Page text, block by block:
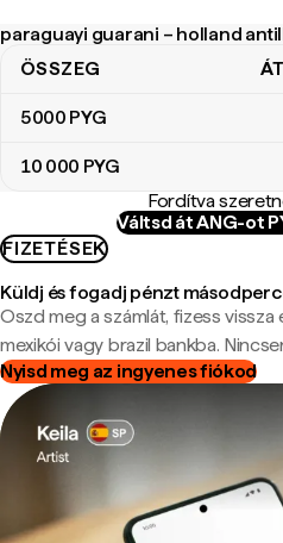
paraguayi guarani – holland
paraguayi guarani – holland
ÖSSZEG
5000 PYG
10 000 PYG
Fordítva
Váltsd át ANG-ot
FIZETÉSEK
Küldj és fogadj pénzt
Oszd meg a számlát, fizess
mexikói vagy brazil bankba.
Nyisd meg az ingyenes fiókod